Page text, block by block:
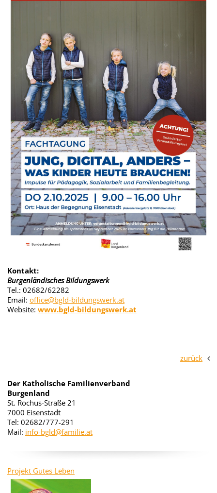
Kontakt:
Burgenländisches Bildungswerk
Tel.: 02682/62282
Email: office@bgld-bildungswerk.at
Website: www.bgld-bildungswerk.at
zurück
Der Katholische Familienverband
Burgenland
St. Rochus-Straße 21
7000 Eisenstadt
Tel: 02682/777-291
Mail: info-bgld@familie.at
Projekt Gutes Leben